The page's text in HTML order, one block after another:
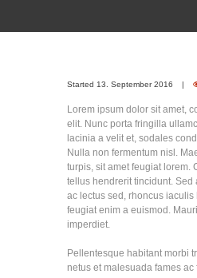
Started 13. September 2016
Lorem ipsum dolor sit amet,
elit. Nunc porta fringilla
lacinia a velit et, sodales
Nulla non fermentum nisl.
turpis, sit amet feugiat lorem.
tellus hendrerit tincidunt. Sed
ac lectus sed, rhoncus iaculis
feugiat enim a euismod.
imperdiet.
Pellentesque habitant morbi
netus et malesuada fames ac